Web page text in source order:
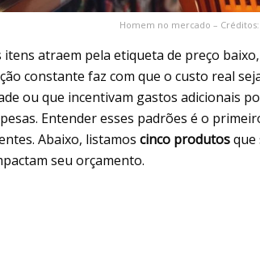
Homem no mercado –
itens atraem pela etiqueta de preço
constante faz com que o custo real
ou que incentivam gastos adicionais
Entender esses padrões é o
Abaixo, listamos cinco produtosque
seu orçamento.